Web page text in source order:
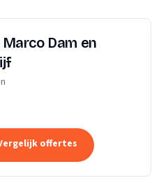
Dam en
offertes